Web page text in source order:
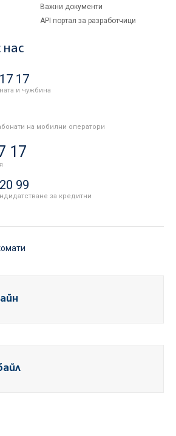
Важни документи
API портал за разработчици
нас
17
и чужбина
на мобилни оператори
17
99
за кредитни